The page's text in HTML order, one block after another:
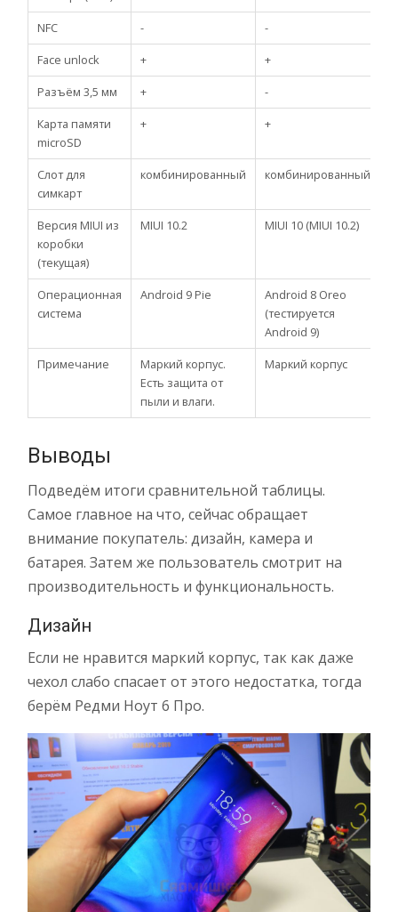
NFC
- -
Face unlock
+ +
Разъём 3,5 мм
+ -
Карта памяти
microSD
+ +
Слот для
симкарт
комбинированный комбинированный
Версия MIUI из
коробки
(текущая)
MIUI 10.2 MIUI 10 (MIUI 10.2)
Операционная
система
Android 9 Pie
Android 8 Oreo
(тестируется
Android 9)
Примечание
Маркий корпус.
Есть защита от
пыли и влаги.
Маркий корпус
Выводы
Подведём итоги сравнительной таблицы.
Самое главное на что, сейчас обращает
внимание покупатель: дизайн, камера и
батарея. Затем же пользователь смотрит на
производительность и функциональность.
Дизайн
Если не нравится маркий корпус, так как даже
чехол слабо спасает от этого недостатка, тогда
берём Редми Ноут 6 Про.